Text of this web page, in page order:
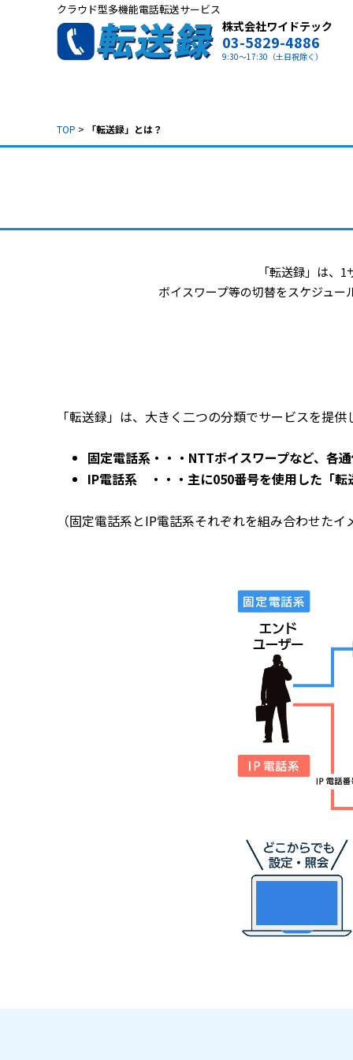
クラウド型多機能電話転送サービス
株式会社ワイドテック
03-5829-4886
9:30～17:30（土日祝除く）
TOP > 「転送録」とは？
「転送録」は、
ボイスワープ等の切替をスケジュ
「転送録」は、大きく二つの分類でサービスを提
固定電話系・・・NTTボイスワープなど、各
IP電話系 ・・・主に050番号を使用した「転
（固定電話系とIP電話系それぞれを組み合わせたイ